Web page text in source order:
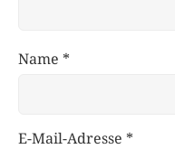
Name *
E-Mail-Adresse *